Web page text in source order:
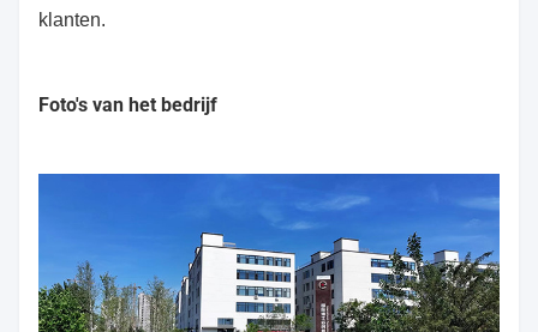
klanten.
Foto's van het bedrijf